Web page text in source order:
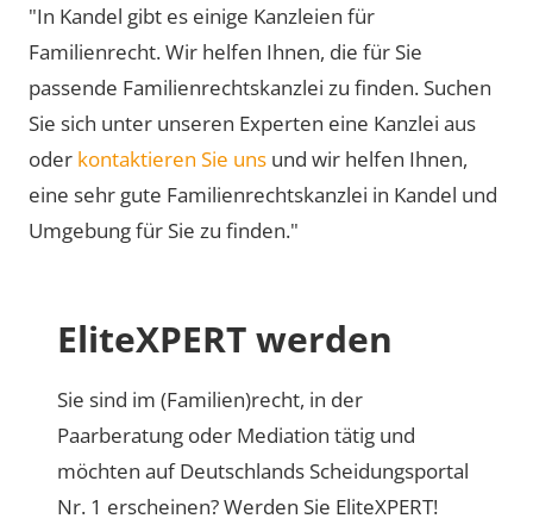
"In Kandel gibt es einige Kanzleien für
Familienrecht. Wir helfen Ihnen, die für Sie
passende Familienrechtskanzlei zu finden. Suchen
Sie sich unter unseren Experten eine Kanzlei aus
oder kontaktieren Sie uns und wir helfen Ihnen,
eine sehr gute Familienrechtskanzlei in Kandel und
Umgebung für Sie zu finden."
EliteXPERT werden
Sie sind im (Familien)recht, in der
Paarberatung oder Mediation tätig und
möchten auf Deutschlands Scheidungsportal
Nr. 1 erscheinen? Werden Sie EliteXPERT!